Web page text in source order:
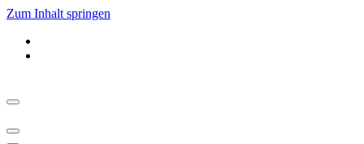
Zum Inhalt springen
Navigationsmenü
Navigationsmenü